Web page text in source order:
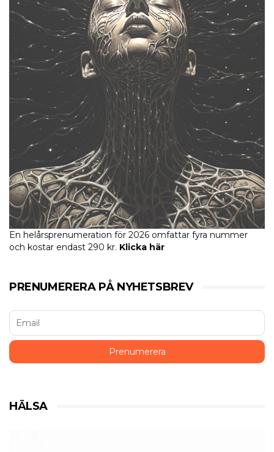
En helårsprenumeration för 2026 omfattar fyra nummer
och kostar endast 290 kr. Klicka här
PRENUMERERA PÅ NYHETSBREV
HÄLSA